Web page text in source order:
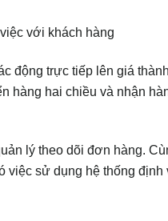
với khách hàng
động trực tiếp lên giá
hàng hai chiều và nhận
lý theo dõi đơn hàng.
việc sử dụng hệ thống